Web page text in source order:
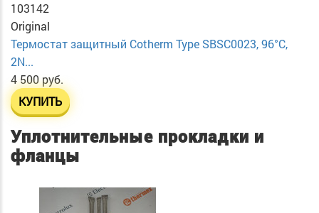
103142
Original
Термостат защитный Cotherm Type SBSC0023, 96°C,
2N...
4 500 руб.
КУПИТЬ
Уплотнительные прокладки и
фланцы